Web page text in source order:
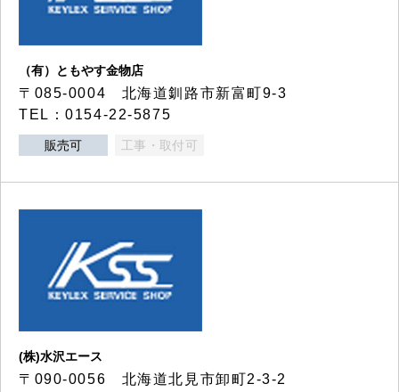
（有）ともやす金物店
〒085-0004 北海道釧路市新富町9-3
TEL：0154-22-5875
販売可 工事・取付可
(株)水沢エース
〒090-0056 北海道北見市卸町2-3-2